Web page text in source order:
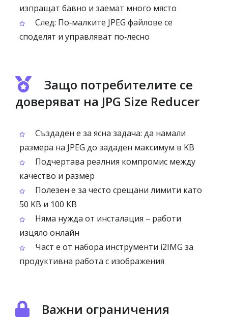
изпращат бавно и заемат много място
След: По‑малките JPEG файлове се
споделят и управляват по‑лесно
Защо потребителите се
доверяват на JPG Size Reducer
Създаден е за ясна задача: да намали
размера на JPEG до зададен максимум в KB
Подчертава реалния компромис между
качество и размер
Полезен е за често срещани лимити като
50 KB и 100 KB
Няма нужда от инсталация – работи
изцяло онлайн
Част е от набора инструменти i2IMG за
продуктивна работа с изображения
Важни ограничения